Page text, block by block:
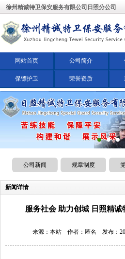
徐州精诚特卫保安服务有限公司日照分公司
网站首页 公司简介
保镖护卫 荣誉资质
公司新闻 规章制度
新闻详情
服务社会 助力创城 日照精
来源：本站 作者：匿名 发布：